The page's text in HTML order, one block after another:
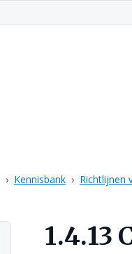
Kennisbank Richtlijnen
1.4.13